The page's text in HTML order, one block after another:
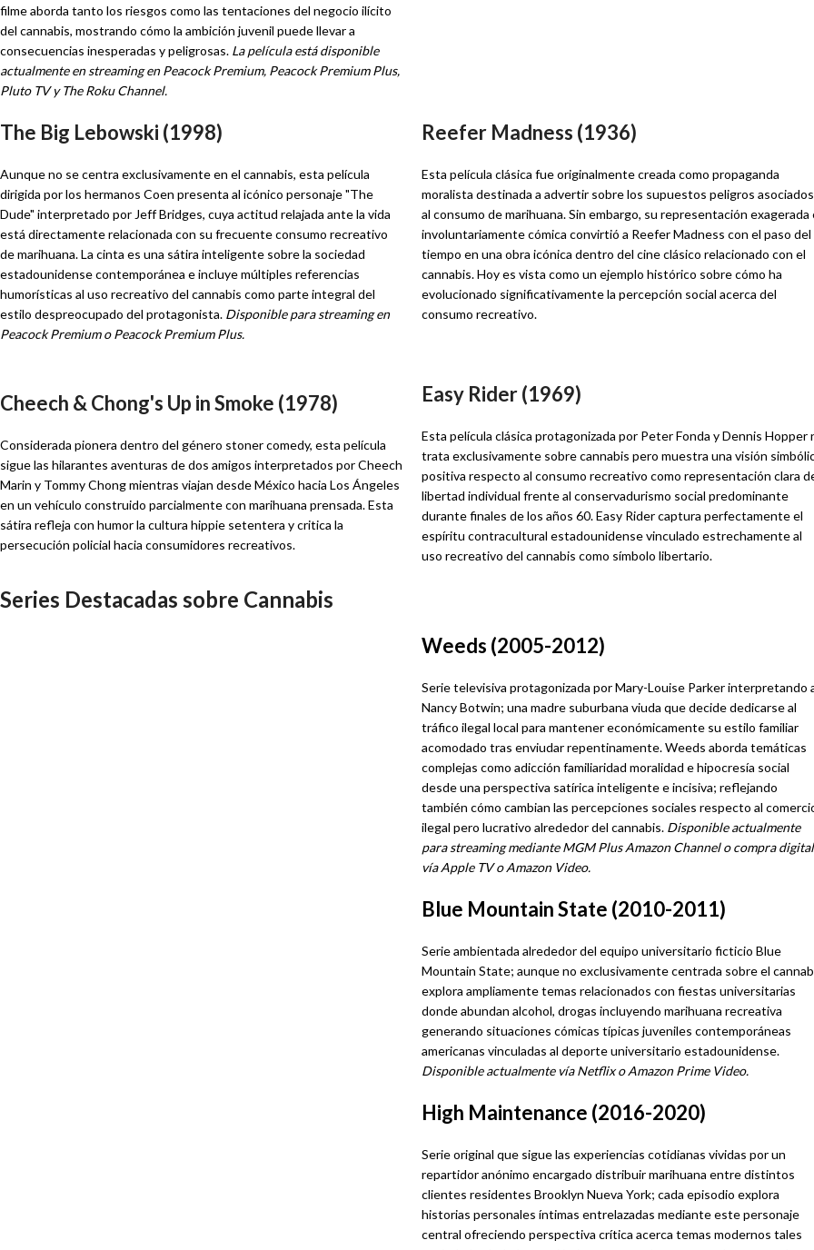
filme aborda tanto los riesgos como las tentaciones del negocio ilícito
del cannabis, mostrando cómo la ambición juvenil puede llevar a
consecuencias inesperadas y peligrosas. La película está disponible
actualmente en streaming en Peacock Premium, Peacock Premium Plus,
Pluto TV y The Roku Channel.
The Big Lebowski (1998)
Aunque no se centra exclusivamente en el cannabis, esta película
dirigida por los hermanos Coen presenta al icónico personaje "The
Dude" interpretado por Jeff Bridges, cuya actitud relajada ante la vida
está directamente relacionada con su frecuente consumo recreativo
de marihuana. La cinta es una sátira inteligente sobre la sociedad
estadounidense contemporánea e incluye múltiples referencias
humorísticas al uso recreativo del cannabis como parte integral del
estilo despreocupado del protagonista. Disponible para streaming en
Peacock Premium o Peacock Premium Plus.
Cheech & Chong's Up in Smoke (1978)
Considerada pionera dentro del género stoner comedy, esta película
sigue las hilarantes aventuras de dos amigos interpretados por Cheech
Marin y Tommy Chong mientras viajan desde México hacia Los Ángeles
en un vehículo construido parcialmente con marihuana prensada. Esta
sátira refleja con humor la cultura hippie setentera y critica la
persecución policial hacia consumidores recreativos.
Reefer Madness (1936)
Esta película clásica fue originalmente creada como propaganda
moralista destinada a advertir sobre los supuestos peligros asociados
al consumo de marihuana. Sin embargo, su representación exagerada
involuntariamente cómica convirtió a Reefer Madness con el paso del
tiempo en una obra icónica dentro del cine clásico relacionado con el
cannabis. Hoy es vista como un ejemplo histórico sobre cómo ha
evolucionado significativamente la percepción social acerca del
consumo recreativo.
Easy Rider (1969)
Esta película clásica protagonizada por Peter Fonda y Dennis Hopper
trata exclusivamente sobre cannabis pero muestra una visión
positiva respecto al consumo recreativo como representación clara
libertad individual frente al conservadurismo social predominante
durante finales de los años 60. Easy Rider captura perfectamente el
espíritu contracultural estadounidense vinculado estrechamente al
uso recreativo del cannabis como símbolo libertario.
Series Destacadas sobre Cannabis
Weeds (2005-2012)
Serie televisiva protagonizada por Mary-Louise Parker interpretando
Nancy Botwin; una madre suburbana viuda que decide dedicarse al
tráfico ilegal local para mantener económicamente su estilo familiar
acomodado tras enviudar repentinamente. Weeds aborda temáticas
complejas como adicción familiaridad moralidad e hipocresía social
desde una perspectiva satírica inteligente e incisiva; reflejando
también cómo cambian las percepciones sociales respecto al
ilegal pero lucrativo alrededor del cannabis. Disponible actualmente
para streaming mediante MGM Plus Amazon Channel o compra digital
vía Apple TV o Amazon Video.
Blue Mountain State (2010-2011)
Serie ambientada alrededor del equipo universitario ficticio Blue
Mountain State; aunque no exclusivamente centrada sobre el
explora ampliamente temas relacionados con fiestas universitarias
donde abundan alcohol, drogas incluyendo marihuana recreativa
generando situaciones cómicas típicas juveniles contemporáneas
americanas vinculadas al deporte universitario estadounidense.
Disponible actualmente vía Netflix o Amazon Prime Video.
High Maintenance (2016-2020)
Serie original que sigue las experiencias cotidianas vividas por un
repartidor anónimo encargado distribuir marihuana entre distintos
clientes residentes Brooklyn Nueva York; cada episodio explora
historias personales íntimas entrelazadas mediante este personaje
central ofreciendo perspectiva crítica acerca temas modernos tales